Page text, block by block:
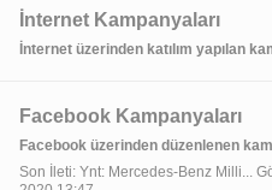
İnternet Kampanyaları
İnternet üzerinden katılım yapılan
Facebook Kampanyaları
Facebook üzerinden düzenlenen
Son İleti: Ynt: Mercedes-Benz Milli...